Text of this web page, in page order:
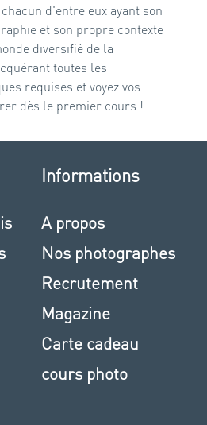
d'entre eux ayant son
et son propre contexte
diversifié de la
toutes les
requises et voyez vos
dès le premier cours !
Informations
A propos
Nos photographes
Recrutement
Magazine
Carte cadeau
cours photo